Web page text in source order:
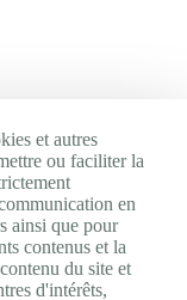
et autres
ou faciliter la
en
ainsi que pour
contenus et la
du site et
d'intérêts,